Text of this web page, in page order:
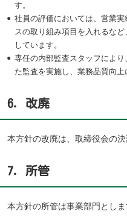
す。
社員の評価においては、営業
スの取り組み項目を入れるな
しています。
専任の内部監査スタッフによ
た監査を実施し、業務品質向上
6．改廃
本方針の改廃は、取締役会の決
7．所管
本方針の所管は事業部門としま